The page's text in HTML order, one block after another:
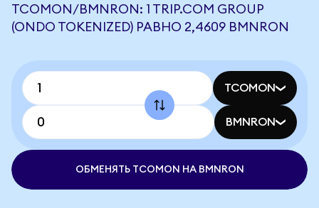
TCOMON/BMNRON: 1 TRIP.COM GROUP
(ONDO TOKENIZED) РАВНО 2,4609 BMNRON
TCOMON
BMNRON
ОБМЕНЯТЬ TCOMON НА BMNRON